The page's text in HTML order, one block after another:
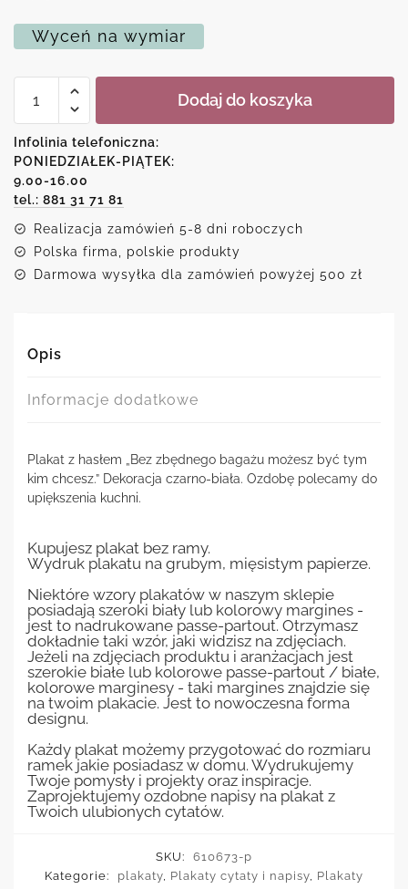
Wyceń na wymiar
ilość
Plakat
typograficzny
Bez
zbędnego
bagażu
Dodaj do koszyka
Infolinia telefoniczna:
PONIEDZIAŁEK-PIĄTEK:
9.00-16.00
tel.: 881 31 71 81
Realizacja zamówień 5-8 dni roboczych
Polska firma, polskie produkty
Darmowa wysyłka dla zamówień powyżej 500 zł
Opis
Informacje dodatkowe
Plakat z hasłem „Bez zbędnego bagażu możesz być tym
kim chcesz.” Dekoracja czarno-biała. Ozdobę polecamy do
upiększenia kuchni.
Kupujesz plakat bez ramy.
Wydruk plakatu na grubym, mięsistym papierze.
Niektóre wzory plakatów w naszym sklepie
posiadają szeroki biały lub kolorowy margines -
jest to nadrukowane passe-partout. Otrzymasz
dokładnie taki wzór, jaki widzisz na zdjęciach.
Jeżeli na zdjęciach produktu i aranżacjach jest
szerokie białe lub kolorowe passe-partout / białe,
kolorowe marginesy - taki margines znajdzie się
na twoim plakacie. Jest to nowoczesna forma
designu.
Każdy plakat możemy przygotować do rozmiaru
ramek jakie posiadasz w domu. Wydrukujemy
Twoje pomysły i projekty oraz inspiracje.
Zaprojektujemy ozdobne napisy na plakat z
Twoich ulubionych cytatów.
SKU:
610673-p
Kategorie:
plakaty Plakaty cytaty i napisy Plakaty